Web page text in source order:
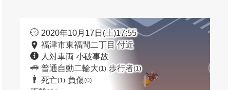
2020年10月17日(土)17:55
福津市東福間二丁目 付近
人対車両 小破事故
普通自動二輪大(1) 歩行者(1)
死亡(1) 負傷(0)